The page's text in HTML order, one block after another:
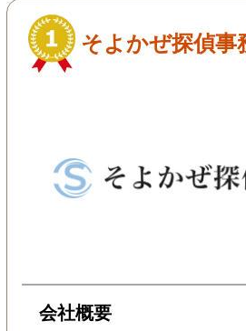
そよかぜ探偵事
会社概要